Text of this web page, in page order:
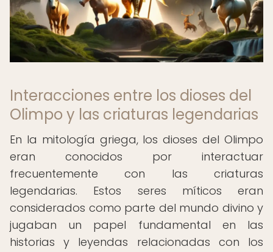
Interacciones entre los dioses del
Olimpo y las criaturas legendarias
En la mitología griega, los dioses del Olimpo
eran conocidos por interactuar
frecuentemente con las criaturas
legendarias. Estos seres míticos eran
considerados como parte del mundo divino y
jugaban un papel fundamental en las
historias y leyendas relacionadas con los